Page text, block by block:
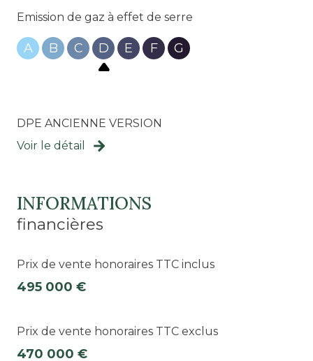
Emission de gaz à effet de serre
A B C D E F G
DPE ANCIENNE VERSION
Voir le détail
INFORMATIONS
financières
Prix de vente honoraires TTC inclus
495 000 €
Prix de vente honoraires TTC exclus
470 000 €